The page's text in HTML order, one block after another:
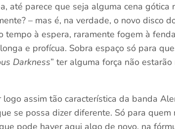
até parece que seja alguma cena gótica
– mas é, na verdade, o novo disco
tempo à espera, raramente fogem à
e profícua. Sobra espaço só para
Darkness” ter alguma força não estarão
assim tão característica da banda
se possa dizer diferente. Só para quem
pode haver aqui algo de novo, na